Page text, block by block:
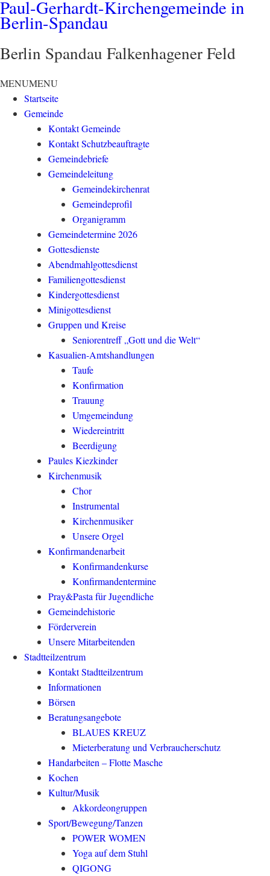
Paul-Gerhardt-Kirchengemeinde in
Berlin-Spandau
Berlin Spandau Falkenhagener Feld
MENUMENU
Startseite
Gemeinde
Kontakt Gemeinde
Kontakt Schutzbeauftragte
Gemeindebriefe
Gemeindeleitung
Gemeindekirchenrat
Gemeindeprofil
Organigramm
Gemeindetermine 2026
Gottesdienste
Abendmahlgottesdienst
Familiengottesdienst
Kindergottesdienst
Minigottesdienst
Gruppen und Kreise
Seniorentreff „Gott und die Welt“
Kasualien-Amtshandlungen
Taufe
Konfirmation
Trauung
Umgemeindung
Wiedereintritt
Beerdigung
Paules Kiezkinder
Kirchenmusik
Chor
Instrumental
Kirchenmusiker
Unsere Orgel
Konfirmandenarbeit
Konfirmandenkurse
Konfirmandentermine
Pray&Pasta für Jugendliche
Gemeindehistorie
Förderverein
Unsere Mitarbeitenden
Stadtteilzentrum
Kontakt Stadtteilzentrum
Informationen
Börsen
Beratungsangebote
BLAUES KREUZ
Mieterberatung und Verbraucherschutz
Handarbeiten – Flotte Masche
Kochen
Kultur/Musik
Akkordeongruppen
Sport/Bewegung/Tanzen
POWER WOMEN
Yoga auf dem Stuhl
QIGONG